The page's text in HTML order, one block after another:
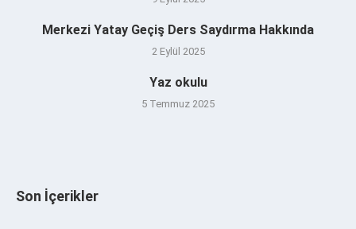
Merkezi Yatay Geçiş Ders Saydırma Hakkında
2 Eylül 2025
Yaz okulu
5 Temmuz 2025
Son İçerikler